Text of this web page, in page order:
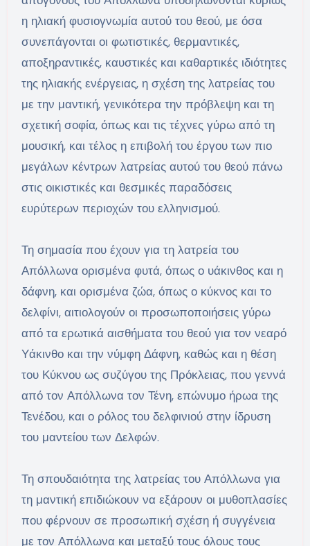
η ηλιακή φυσιογνωμία αυτού του θεού, με όσα
συνεπάγονται οι φωτιστικές, θερμαντικές,
αποξηραντικές, καυστικές και καθαρτικές ιδιότητες
της ηλιακής ενέργειας, η σχέση της λατρείας του
με την μαντική, γενικότερα την πρόβλεψη και τη
σχετική σοφία, όπως και τις τέχνες γύρω από τη
μουσική, και τέλος η επιβολή του έργου των πιο
μεγάλων κέντρων λατρείας αυτού του θεού πάνω
στις οικιστικές και θεσμικές παραδόσεις
ευρύτερων περιοχών του ελληνισμού.
Τη σημασία που έχουν για τη λατρεία του
Απόλλωνα ορισμένα φυτά, όπως ο υάκινθος και η
δάφνη, και ορισμένα ζώα, όπως ο κύκνος και το
δελφίνι, αιτιολογούν οι προσωποποιήσεις γύρω
από τα ερωτικά αισθήματα του θεού για τον νεαρό
Υάκινθο και την νύμφη Δάφνη, καθώς και η θέση
του Κύκνου ως συζύγου της Πρόκλειας, που γεννά
από τον Απόλλωνα τον Τένη, επώνυμο ήρωα της
Τενέδου, και ο ρόλος του δελφινιού στην ίδρυση
του μαντείου των Δελφών.
Τη σπουδαιότητα της λατρείας του Απόλλωνα για
τη μαντική επιδιώκουν να εξάρουν οι μυθοπλασίες
που φέρνουν σε προσωπική σχέση ή συγγένεια
με τον Απόλλωνα και μεταξύ τους όλους τους